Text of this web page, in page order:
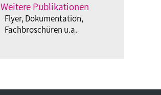
Weitere Publikationen
Flyer, Dokumentation,
Fachbroschüren u.a.